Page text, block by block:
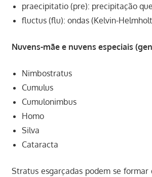
praecipitatio (pre): precipitação
fluctus (flu): ondas (Kelvin-
Nuvens-mãe e nuvens especiais
Nimbostratus
Cumulus
Cumulonimbus
Homo
Silva
Cataracta
Stratus esgarçadas podem se formar